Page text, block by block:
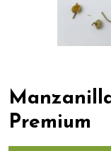
Premium